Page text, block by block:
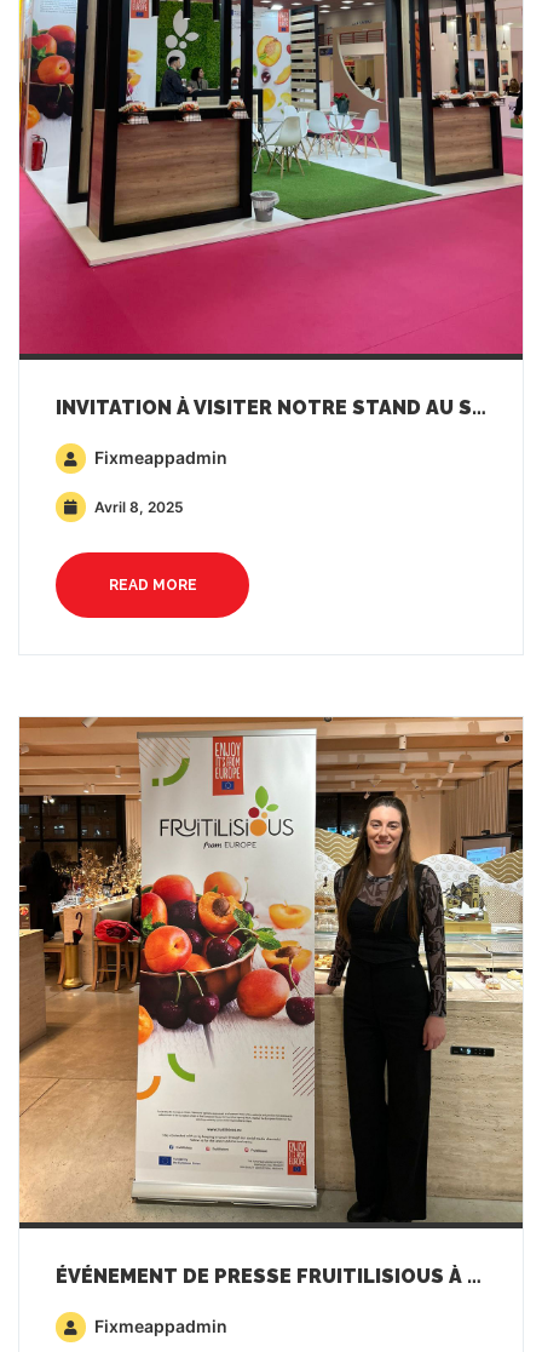
INVITATION À VISITER NOTRE STAND AU SALON FRESKON!
Fixmeappadmin
Avril 8, 2025
READ MORE
ÉVÉNEMENT DE PRESSE FRUITILISIOUS À PARIS
Fixmeappadmin